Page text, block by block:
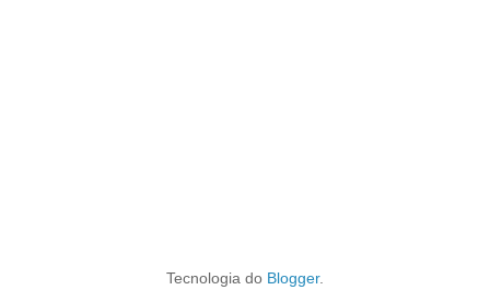
Tecnologia do Blogger.